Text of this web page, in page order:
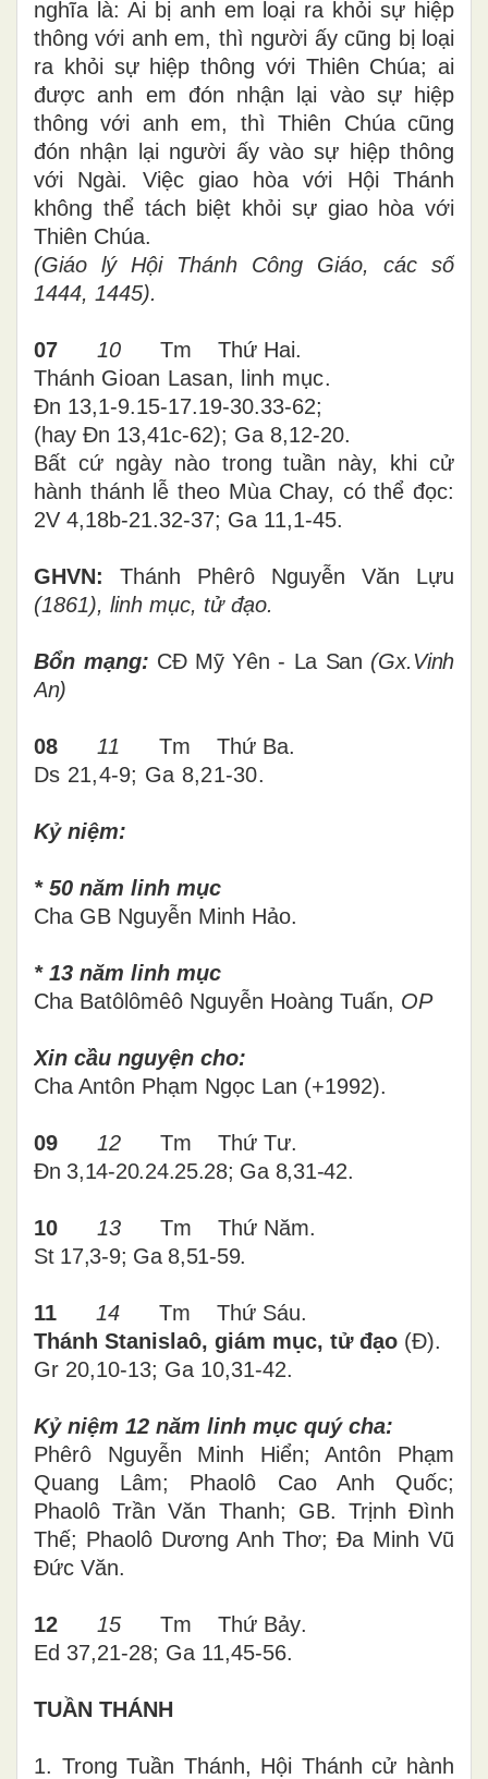
nghĩa là: Ai bị anh em loại ra khỏi sự hiệp
thông với anh em, thì người ấy cũng bị loại
ra khỏi sự hiệp thông với Thiên Chúa; ai
được anh em đón nhận lại vào sự hiệp
thông với anh em, thì Thiên Chúa cũng
đón nhận lại người ấy vào sự hiệp thông
với Ngài. Việc giao hòa với Hội Thánh
không thể tách biệt khỏi sự giao hòa với
Thiên Chúa.
(Giáo lý Hội Thánh Công Giáo, các số
1444, 1445).
07 10 Tm Thứ Hai.
Thánh Gioan Lasan, linh mục.
Đn 13,1-9.15-17.19-30.33-62;
(hay Đn 13,41c-62); Ga 8,12-20.
Bất cứ ngày nào trong tuần này, khi cử
hành thánh lễ theo Mùa Chay, có thể đọc:
2V 4,18b-21.32-37; Ga 11,1-45.
GHVN: Thánh Phêrô Nguyễn Văn Lựu
(1861), linh mục, tử đạo.
Bổn mạng: CĐ Mỹ Yên - La San (Gx.Vinh
An)
08 11 Tm
Thứ Ba.
Ds 21,4-9; Ga 8,21-30.
Kỷ niệm:
* 50 năm linh mục
Cha GB Nguyễn Minh Hảo.
* 13 năm linh mục
Cha Batôlômêô Nguyễn Hoàng Tuấn, OP
Xin cầu nguyện cho:
Cha Antôn Phạm Ngọc Lan (+1992).
09 12 Tm
Thứ Tư.
Đn 3,14-20.24.25.28; Ga 8,31-42.
10 13 Tm Thứ Năm.
St 17,3-9; Ga 8,51-59.
11 14 Tm Thứ Sáu.
Thánh Stanislaô, giám mục, tử đạo (Đ).
Gr 20,10-13; Ga 10,31-42.
Kỷ niệm 12 năm linh mục quý cha:
Phêrô Nguyễn Minh Hiển; Antôn Phạm
Quang Lâm; Phaolô Cao Anh Quốc;
Phaolô Trần Văn Thanh; GB. Trịnh Đình
Thế; Phaolô Dương Anh Thơ; Đa Minh Vũ
Đức Văn.
12 15 Tm Thứ Bảy.
Ed 37,21-28; Ga 11,45-56.
TUẦN THÁNH
1. Trong Tuần Thánh, Hội Thánh cử hành